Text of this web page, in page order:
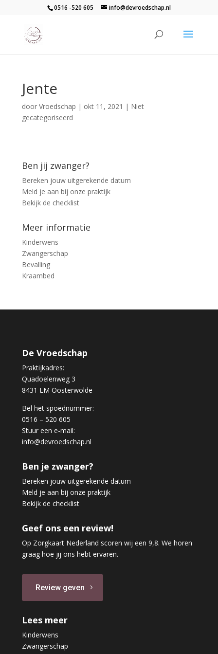
0516 -520 605 info@devroedschap.nl
Jente
door Vroedschap | okt 11, 2021 | Niet
gecategoriseerd
Ben jij zwanger?
Bereken jouw uitgerekende datum
Meld je aan bij onze praktijk
Bekijk de checklist
Meer informatie
Kinderwens
Zwangerschap
Bevalling
Kraambed
De Vroedschap
Praktijkadres:
Quadoelenweg 3
8431 LM Oosterwolde
Bel het spoednummer:
0516 – 520 605
Stuur een e-mail:
info@devroedschap.nl
Ben je zwanger?
Bereken jouw uitgerekende datum
Meld je aan bij onze praktijk
Bekijk de checklist
Geef ons een review!
Op Zorgkaart Nederland scoren wij een 9,8. We horen
graag hoe jij ons hebt ervaren.
Review geven
Lees meer
Kinderwens
Zwangerschap